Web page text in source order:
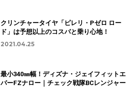
クリンチャータイヤ「ピレリ・Pゼロ ロー
ド」は予想以上のコスパと乗り心地！
2021.04.25
最小340㎜幅！ディズナ・ジェイフィットエ
バーFZナロー｜チェック戦隊BCレンジャー